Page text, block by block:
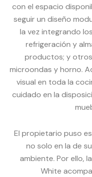
con el espacio
seguir un diseño
la vez integrando
refrigeración y
productos; y
microondas y horno.
visual en toda la
cuidado en la
El propietario puso
no solo en la de
ambiente. Por ello,
White